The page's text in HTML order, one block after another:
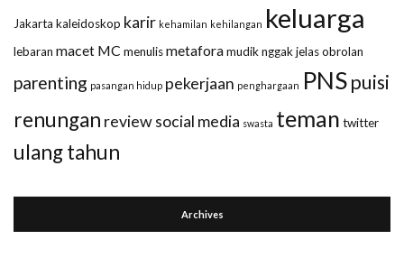
Jakarta kaleidoskop karir kehamilan kehilangan keluarga
lebaran macet MC menulismetaforamudiknggak jelasobrolan
parenting pasangan hidup pekerjaan penghargaan PNSpuisi
renungan reviewsocial media swasta teman twitter
ulang tahun
Archives